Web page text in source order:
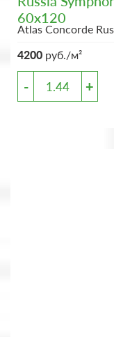
60x120
Atlas Concorde
4200 руб./м²
- +